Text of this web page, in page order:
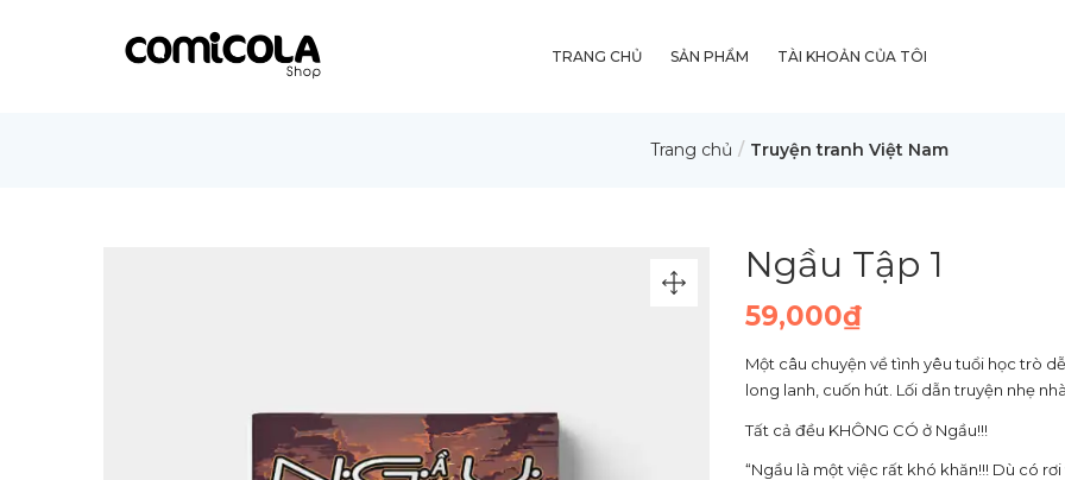
TRANG CHỦ SẢN PHẨM TÀI KHOẢN CỦA TÔI
Trang chủ Truyện tranh Việt Nam
Ngầu Tập 1
59,000₫
Một câu chuyện về tình yêu tuổi học trò
long lanh, cuốn hút. Lối dẫn truyện nhẹ
Tất cả đều KHÔNG CÓ ở Ngầu!!!
“Ngầu là một việc rất khó khăn!!! Dù có